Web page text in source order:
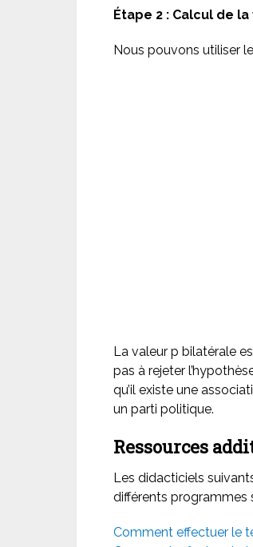
Étape 2 : Calcul de
Nous pouvons utiliser le
La valeur p bilatérale
pas à rejeter
qu’il existe une
un parti politique.
Ressources
Les didacticiels
différents programmes
Comment effectuer le